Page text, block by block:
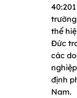
thể
Đức
các
định
Nam.